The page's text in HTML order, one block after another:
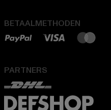
BETAALMETHODEN
PARTNERS